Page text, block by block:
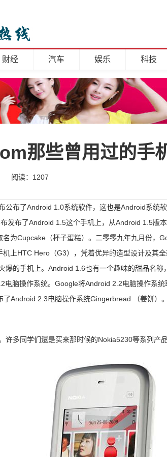
财经 汽车 娱乐 科技
那些曾用过的手
阅读：1207
公布了Android 1.0系统软件，这也是Android系统
发布了Android 1.5这个手机上，从Android 1.5版
为Cupcake（杯子蛋糕）。
二零零九年九月份，
上HTC Hero（G3），凭着优异的造型设计及其
爆的手机上。Android 1.6也有一个趣味的甜品名称
脑操作系统。Google将Android 2.2电脑操作系统
Android 2.3电脑操作系统Gingerbread （姜饼）
许多同学们還是买来那时候的Nokia5230等系列产